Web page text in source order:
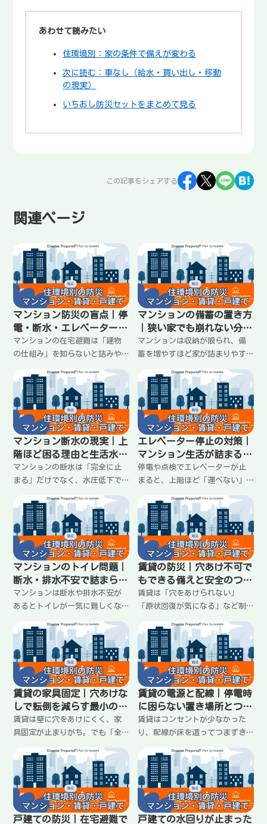
あわせて読みたい
住環境別：家の条件で備えが変わる
次に読む：車なし（給水・買い出し・移動
の現実）
いちおし防災セットをまとめて見る
この記事をシェアする
関連ページ
マンション防災の盲点｜停
電・断水・エレベーター停
止で生活が止まる順番
マンションの在宅避難は「建物
の仕組み」を知らないと詰みや
ーター停止、トイレやゴミ、情
報の入り方など盲点を整理し、
最初にやること（順番）を固定
して迷いを減らす。
マンションの備蓄の置き方
｜狭い家でも崩れない分散
収納と動線の作り方
マンションは収納が限られ、備
蓄を増やすほど家が詰まりやす
方」が重要。水・トイレ・食料
を分散し、玄関・廊下・キッチ
ンの動線を崩さない収納ルー
ル、上階で運べない問題への対
策まで整理。
マンション断水の現実｜上
階ほど困る理由と生活水を
回す工夫
マンションの断水は「完全に止
まる」だけでなく、水圧低下で
不利になりやすく、トイレ・手
洗い・生活水が詰まりやすい。
飲み水より先に困る場面と、使
い道を固定して回す最小の工夫
を整理します。
エレベーター停止の対策｜
マンション生活が詰まるポ
イントと最小の段取り
停電や点検でエレベーターが止
まると、上階ほど「運べない」
ミ・トイレ用品・通院・子ども
やペットで生活が詰まりやすい
場面を整理し、玄関の最低限セ
ット、運搬の分散、家族の役割
固定で回す方法をまとめまし
た。
マンションのトイレ問題｜
断水・排水不安で詰まらな
い「流さない運用」の作り
方
マンションは断水や排水不安が
あるとトイレが一気に難しくな
のリスクも。簡易トイレへ切り
替える判断基準、臭い・保管・
衛生を崩さない運用、家族で揉
めないルールまで最短で整理し
ます。
賃貸の防災｜穴あけ不可で
もできる備えと安全のつく
り方
賃貸は「穴をあけられない」
「原状回復が気になる」など制
ち。けれど工夫すれば安全は十
分つくれます。家具の転倒対
策、収納のコツ、電源・配線の
整え方まで、賃貸向けにわかり
やすく整理します。
賃貸の家具固定｜穴あけな
しで転倒を減らす最小のや
り方
賃貸は壁に穴をあけにくく、家
具固定が止まりがち。でも「全
場所の近く、背の高い棚など危
ない順に、つっぱりや滑り止
め、配置替えで転倒リスクを減
らす方法をわかりやすくまとめ
ます。
賃貸の電源と配線｜停電時
に困らない置き場所とつま
ずかない整理
賃貸はコンセントが少なかった
り、配線が床を這ってつまずき
足が重なるので、ライトと充電
の置き場所を決めておくのが効
果的。延長コードの使い方、足
元の危険を減らす配線整理、停
電時の充電ルールまでわかりや
戸建ての防災｜在宅避難で 戸建ての水回りが止まった